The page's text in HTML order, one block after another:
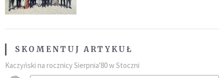
SKOMENTUJ ARTYKUŁ
Kaczyński na rocznicy Sierpnia'80 w Stoczni